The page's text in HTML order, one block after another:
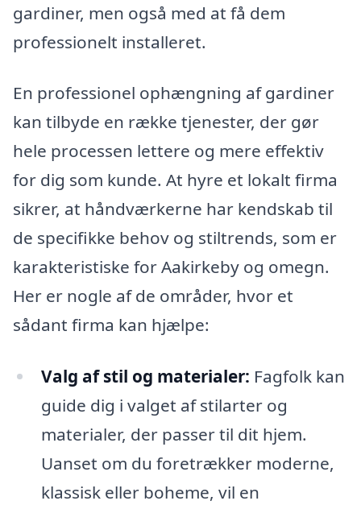
gardiner, men også med at få dem
professionelt installeret.
En professionel ophængning af gardiner
kan tilbyde en række tjenester, der gør
hele processen lettere og mere effektiv
for dig som kunde. At hyre et lokalt firma
sikrer, at håndværkerne har kendskab til
de specifikke behov og stiltrends, som er
karakteristiske for Aakirkeby og omegn.
Her er nogle af de områder, hvor et
sådant firma kan hjælpe:
Valg af stil og materialer: Fagfolk kan
guide dig i valget af stilarter og
materialer, der passer til dit hjem.
Uanset om du foretrækker moderne,
klassisk eller boheme, vil en